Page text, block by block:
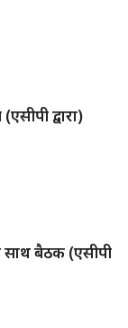
द्वारा)
बैठक (एसीपी